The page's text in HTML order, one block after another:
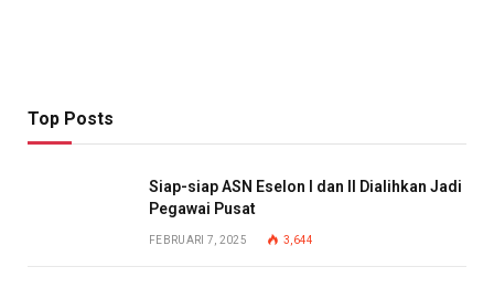
Top Posts
Siap-siap ASN Eselon I dan II Dialihkan Jadi
Pegawai Pusat
FEBRUARI 7, 2025 3,644